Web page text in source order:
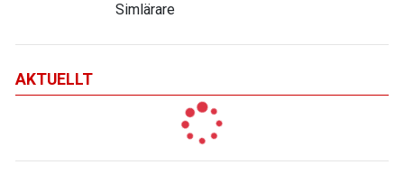
Simlärare
AKTUELLT